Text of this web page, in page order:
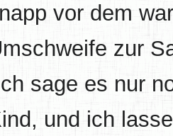
vor dem
zur
sage es nur
und ich